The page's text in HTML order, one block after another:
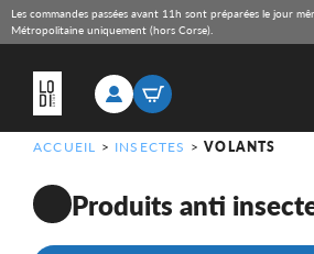
Les commandes passées avant 11h sont préparées le jour
Métropolitaine uniquement (hors Corse).
ACCUEIL > INSECTES >VOLANTS
Produits anti